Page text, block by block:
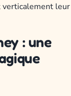
verticalement leur
: une